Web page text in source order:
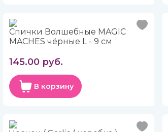
Спички Волшебные MAGIC
MACHES чёрные L - 9 см
145.00 руб.
В корзину